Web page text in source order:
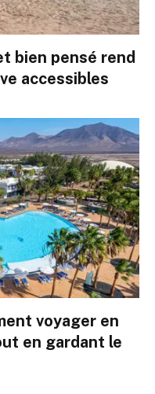
bien pensé rend
accessibles
voyager en
en gardant le